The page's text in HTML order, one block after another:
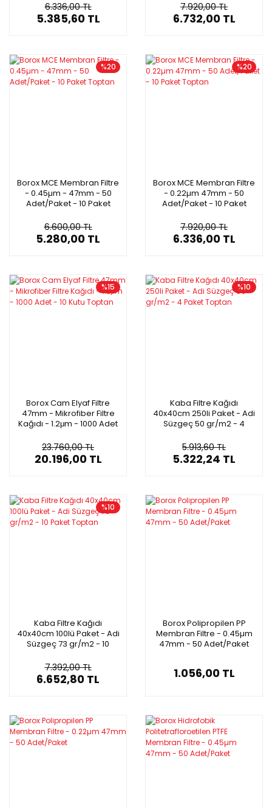
6.336,00 TL
5.385,60 TL
7.920,00 TL
6.732,00 TL
%20
Borox MCE Membran Filtre
- 0.45µm - 47mm - 50
Adet/Paket - 10 Paket
6.600,00 TL
5.280,00 TL
%20
Borox MCE Membran Filtre
- 0.22µm 47mm - 50
Adet/Paket - 10 Paket
7.920,00 TL
6.336,00 TL
%15
Borox Cam Elyaf Filtre
47mm - Mikrofiber Filtre
Kağıdı - 1.2μm - 1000 Adet
23.760,00 TL
20.196,00 TL
%10
Kaba Filtre Kağıdı
40x40cm 250li Paket - Adi
Süzgeç 50 gr/m2 - 4
5.913,60 TL
5.322,24 TL
%10
Kaba Filtre Kağıdı
40x40cm 100lü Paket - Adi
Süzgeç 73 gr/m2 - 10
7.392,00 TL
6.652,80 TL
Borox Polipropilen PP
Membran Filtre - 0.45µm
47mm - 50 Adet/Paket
1.056,00 TL